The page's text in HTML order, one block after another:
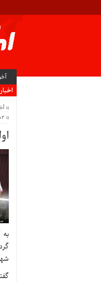
02 آوریل 2018